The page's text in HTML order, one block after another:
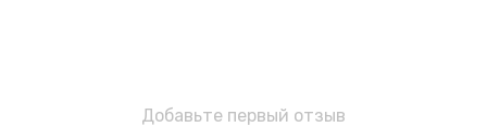
Добавьте первый отзыв